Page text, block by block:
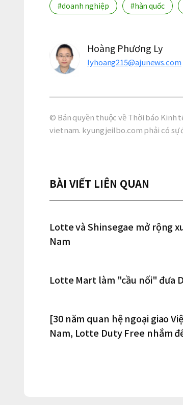
#doanh nghiệp #hàn quốc
Hoàng Phương Ly
lyhoang215@ajunews.com
© Bản quyền thuộc về Thời báo Kinh
vietnam. kyungjeilbo.com phải có sự
BÀI VIẾT LIÊN QUAN
Lotte và Shinsegae mở rộng
Nam
Lotte Mart làm "cầu nối" đưa
[30 năm quan hệ ngoại giao
Nam, Lotte Duty Free nhắm